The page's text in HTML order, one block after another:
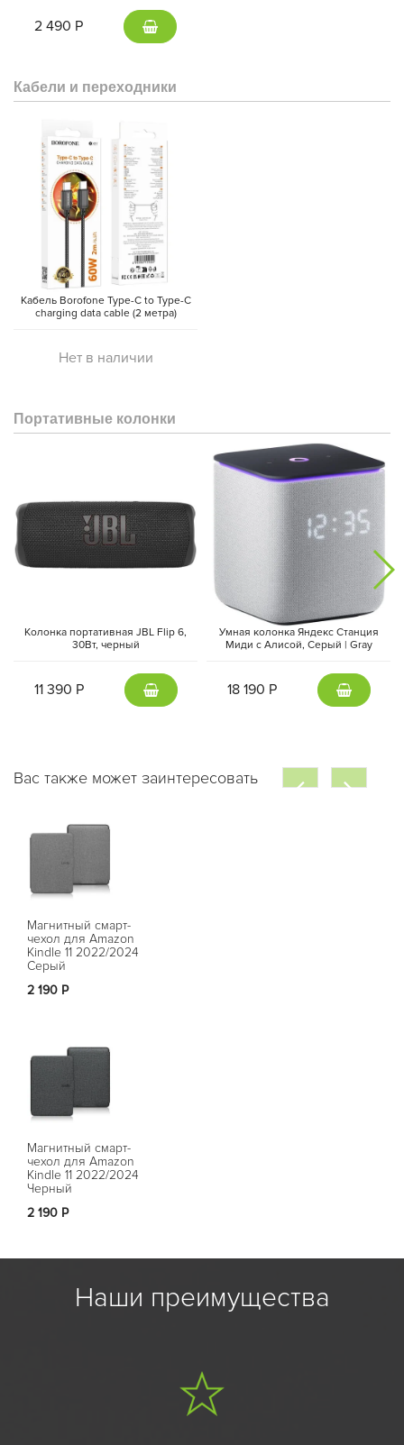
2 490 Р
Кабели и переходники
Кабель Borofone Type-C to Type-C
charging data cable (2 метра)
Нет в наличии
Портативные колонки
Колонка портативная JBL Flip 6,
30Вт, черный
11 390 Р
Умная колонка Яндекс Станция
Миди с Алисой, Cерый | Gray
18 190 Р
Вас также может заинтересовать
Магнитный смарт-
чехол для Amazon
Kindle 11 2022/2024
Серый
2 190 Р
Магнитный смарт-
чехол для Amazon
Kindle 11 2022/2024
Черный
2 190 Р
Наши преимущества